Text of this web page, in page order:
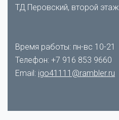
ТД Перовский, второй этаж
Время работы: пн-вс 10-21
Телефон: +7 916 853 9660
Email: igo41111@rambler.ru